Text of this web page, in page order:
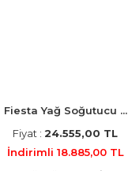
Fiesta Yağ Soğutucu ...
Fiyat : 24.555,00 TL
İndirimli 18.885,00 TL